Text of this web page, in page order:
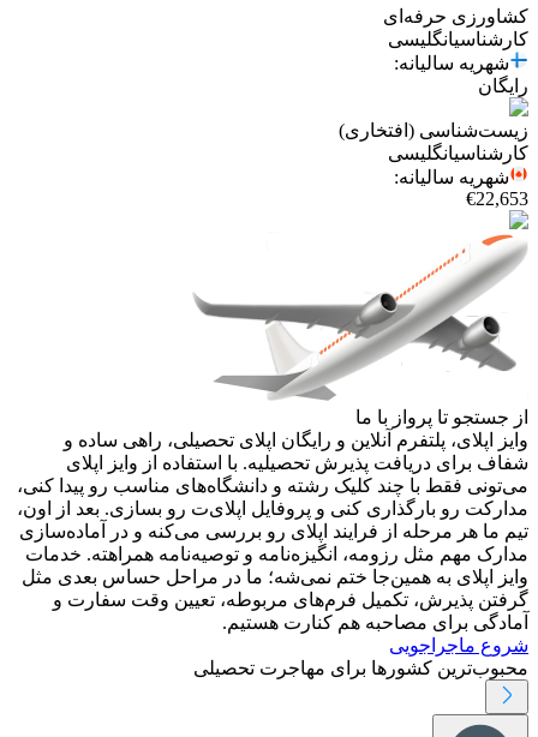
کشاورزی حرفه‌ای
کارشناسیانگلیسی
شهریه سالیانه:
رایگان
زیست‌شناسی (افتخاری)
کارشناسیانگلیسی
شهریه سالیانه:
€22,653
از جستجو تا پرواز با ما
وایز اپلای، پلتفرم آنلاین و رایگان اپلای تحصیلی، راهی ساده و
شفاف برای دریافت پذیرش تحصیلیه. با استفاده از وایز اپلای
می‌تونی فقط با چند کلیک رشته و دانشگاه‌های مناسب رو پیدا کنی،
مدارکت رو بارگذاری کنی و پروفایل اپلای‌ت رو بسازی. بعد از اون،
تیم ما هر مرحله از فرایند اپلای رو بررسی می‌کنه و در آماده‌سازی
مدارک مهم مثل رزومه، انگیزه‌نامه و توصیه‌نامه همراهته. خدمات
وایز اپلای به همین‌جا ختم نمی‌شه؛ ما در مراحل حساس بعدی مثل
گرفتن پذیرش، تکمیل فرم‌های مربوطه، تعیین وقت سفارت و
آمادگی برای مصاحبه هم کنارت هستیم.
شروع ماجراجویی
محبوب‌ترین کشورها برای مهاجرت تحصیلی